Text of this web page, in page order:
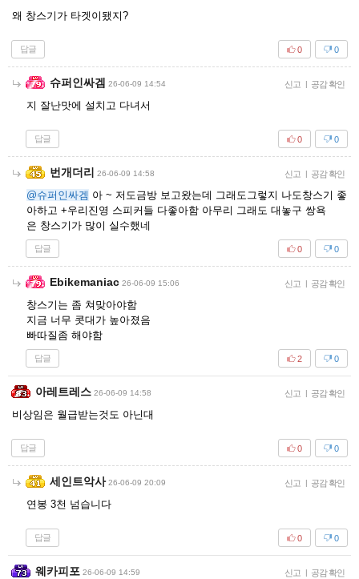
왜 창스기가 타겟이됐지?
답글 0
0
슈퍼인싸겜 26-06-09 14:54 신고 | 공감 확인
지 잘난맛에 설치고 다녀서
답글 0
0
번개더리 26-06-09 14:58 신고 | 공감 확인
@슈퍼인싸겜 아 ~ 저도금방 보고왔는데 그래도그렇지 나도창스기 좋
아하고 +우리진영 스피커들 다좋아함 아무리 그래도 대놓구 쌍욕
은 창스기가 많이 실수했네
답글 0
0
Ebikemaniac 26-06-09 15:06 신고 | 공감 확인
창스기는 좀 쳐맞아야함
지금 너무 콧대가 높아졌음
빠따질좀 해야함
답글 0
2
아레트레스 26-06-09 14:58 신고 | 공감 확인
비상임은 월급받는것도 아닌대
답글 0
0
세인트악사 26-06-09 20:09 신고 | 공감 확인
연봉 3천 넘습니다
답글 0
0
웨카피포 26-06-09 14:59 신고 | 공감 확인